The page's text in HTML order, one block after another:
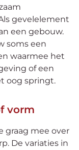
gevelelement
een gebouw.
soms een
waarmee het
of een
oog springt.
vorm
graag mee over
De variaties in